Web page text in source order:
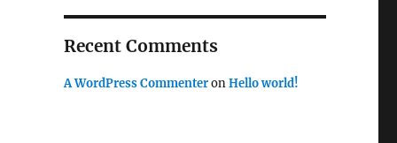
Recent Comments
A WordPress CommenteronHello world!